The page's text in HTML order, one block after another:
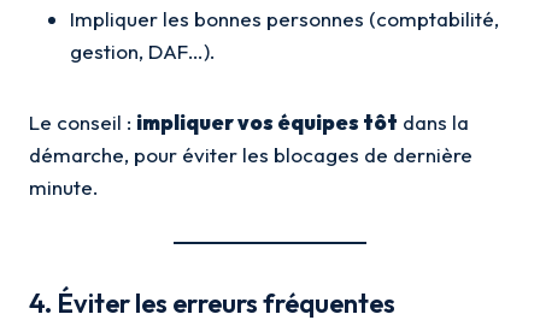
Impliquer les bonnes personnes (comptabilité,
gestion, DAF…).
Le conseil : impliquer vos équipes tôt dans la
démarche, pour éviter les blocages de dernière
minute.
4. Éviter les erreurs fréquentes